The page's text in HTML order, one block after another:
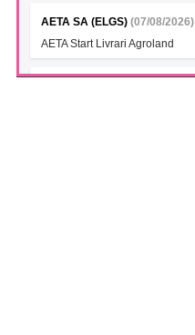
AETA SA (ELGS) (07/08/2026)
AETA Start Livrari Agroland